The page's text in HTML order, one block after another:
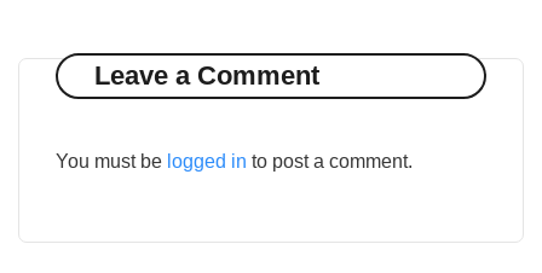
Leave a Comment
You must be logged in to post a comment.